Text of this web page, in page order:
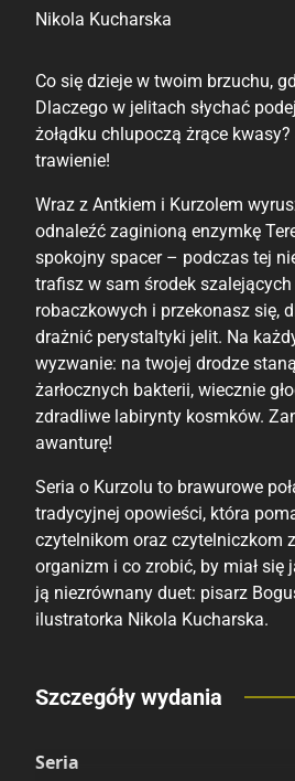
Nikola Kucharska
Co się dzieje w twoim brzuchu,
Dlaczego w jelitach słychać
żołądku chlupoczą żrące
trawienie!
Wraz z Antkiem i Kurzolem
odnaleźć zaginioną enzymkę
spokojny spacer – podczas tej
trafisz w sam środek
robaczkowych i przekonasz się,
drażnić perystaltyki jelit. Na
wyzwanie: na twojej drodze
żarłocznych bakterii, wiecznie
zdradliwe labirynty kosmków.
awanturę!
Seria o Kurzolu to brawurowe
tradycyjnej opowieści, która
czytelnikom oraz czytelniczkom
organizm i co zrobić, by miał się
ją niezrównany duet: pisarz
ilustratorka Nikola Kucharska.
Porównaj ceny
Szczegóły wydania
Seria